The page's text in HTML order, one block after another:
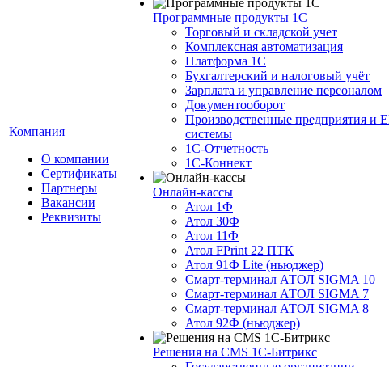
Компания
О компании
Сертификаты
Партнеры
Вакансии
Реквизиты
Программные продукты 1С
Торговый и складской учет
Комплексная автоматизация
Платформа 1С
Бухгалтерский и налоговый учёт
Зарплата и управление персоналом
Документооборот
Производственные предприятия и
системы
1С-Отчетность
1С-Коннект
Онлайн-кассы
Атол 1Ф
Атол 30Ф
Атол 11Ф
Атол FPrint 22 ПТК
Атол 91Ф Lite (ньюджер)
Смарт-терминал АТОЛ SIGMA 10
Смарт-терминал АТОЛ SIGMA 7
Смарт-терминал АТОЛ SIGMA 8
Атол 92Ф (ньюджер)
Решения на CMS 1С-Битрикс